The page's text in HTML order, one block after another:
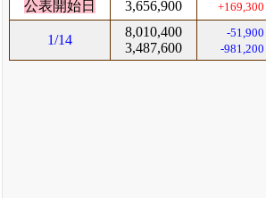
公表開始日
3,656,900
+169,300
1/14
8,010,400
3,487,600
-51,900
-981,200